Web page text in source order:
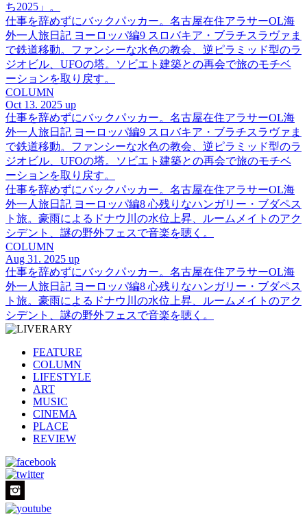
ち2025」。
仕事を辞めずにバックパッカー。名古屋在住アラサーOL海
外一人旅日記 ヨーロッパ編9 スロバキア・ブラチスラヴァま
で鉄道移動。ファンシーな水色の教会、逆ピラミッド型のラ
ジオビル、UFOの塔。ソビエト建築との再会で旅のモチベ
ーションを取り戻す。
COLUMN
Oct 13. 2025 up
仕事を辞めずにバックパッカー。名古屋在住アラサーOL海
外一人旅日記 ヨーロッパ編9 スロバキア・ブラチスラヴァま
で鉄道移動。ファンシーな水色の教会、逆ピラミッド型のラ
ジオビル、UFOの塔。ソビエト建築との再会で旅のモチベ
ーションを取り戻す。
仕事を辞めずにバックパッカー。名古屋在住アラサーOL海
外一人旅日記 ヨーロッパ編8 心残りなハンガリー・ブダペス
ト旅。豪雨によるドナウ川の水位上昇、ルームメイトのアク
シデント、謎の野外フェスで音楽を聴く。
COLUMN
Aug 31. 2025 up
仕事を辞めずにバックパッカー。名古屋在住アラサーOL海
外一人旅日記 ヨーロッパ編8 心残りなハンガリー・ブダペス
ト旅。豪雨によるドナウ川の水位上昇、ルームメイトのアク
シデント、謎の野外フェスで音楽を聴く。
FEATURE
COLUMN
LIFESTYLE
ART
MUSIC
CINEMA
PLACE
REVIEW